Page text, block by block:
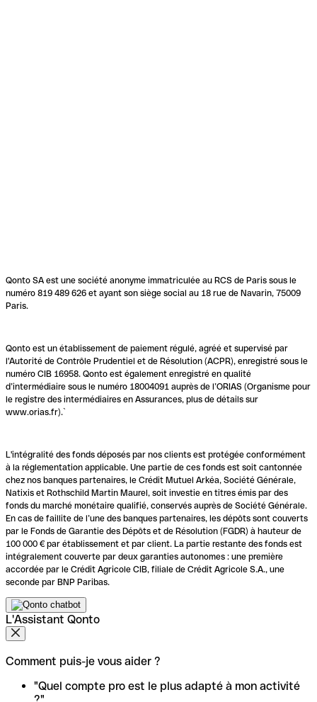
Qonto SA est une société anonyme immatriculée au RCS de Paris sous le
numéro 819 489 626 et ayant son siège social au 18 rue de Navarin, 75009
Paris.
Qonto est un établissement de paiement régulé, agréé et supervisé par
l'Autorité de Contrôle Prudentiel et de Résolution (ACPR), enregistré sous le
numéro CIB 16958. Qonto est également enregistré en qualité
d’intermédiaire sous le numéro 18004091 auprès de l’ORIAS (Organisme pour
le registre des intermédiaires en Assurances, plus de détails sur
www.orias.fr).`
L'intégralité des fonds déposés par nos clients est protégée conformément
à la réglementation applicable. Une partie de ces fonds est soit cantonnée
chez nos banques partenaires, le Crédit Mutuel Arkéa, Société Générale,
Natixis et Rothschild Martin Maurel, soit investie en titres émis par des
fonds du marché monétaire qualifié, conservés auprès de Société Générale.
En cas de faillite de l’une des banques partenaires, les dépôts sont couverts
par le Fonds de Garantie des Dépôts et de Résolution (FGDR) à hauteur de
100 000 € par établissement et par client. La partie restante des fonds est
intégralement couverte par deux garanties autonomes : une première
accordée par le Crédit Agricole CIB, filiale de Crédit Agricole S.A., une
seconde par BNP Paribas.
L'Assistant Qonto
Comment puis-je vous aider ?
"Quel compte pro est le plus adapté à mon activité